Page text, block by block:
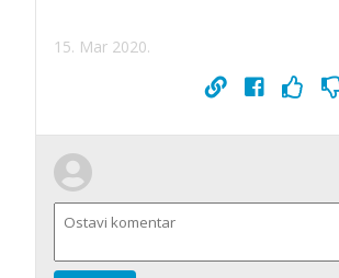
15. Mar 2020.